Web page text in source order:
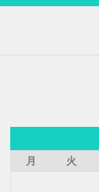
月
火